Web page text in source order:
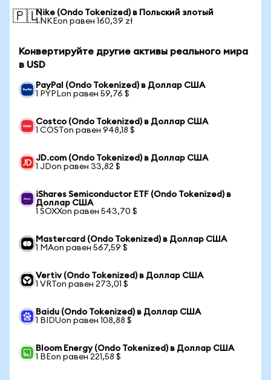
🇵🇱Nike (Ondo Tokenized) в Польский злотый
1 NKEon равен 160,39 zł
Конвертируйте другие активы реального мира
в USD
PayPal (Ondo Tokenized) в Доллар США
1 PYPLon равен 59,76 $
Costco (Ondo Tokenized) в Доллар США
1 COSTon равен 948,18 $
JD.com (Ondo Tokenized) в Доллар США
1 JDon равен 33,82 $
iShares Semiconductor ETF (Ondo Tokenized) в
Доллар США
1 SOXXon равен 543,70 $
Mastercard (Ondo Tokenized) в Доллар США
1 MAon равен 567,59 $
Vertiv (Ondo Tokenized) в Доллар США
1 VRTon равен 273,01 $
Baidu (Ondo Tokenized) в Доллар США
1 BIDUon равен 108,88 $
Bloom Energy (Ondo Tokenized) в Доллар США
1 BEon равен 221,58 $